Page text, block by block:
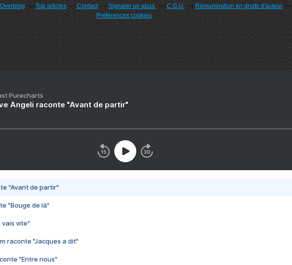
Top articles Contact Signaler un abus C.G.U. Rémunération en droits d'auteur
Préférences cookies
Purecharts
Angeli raconte "Avant de partir"
"Avant de partir"
"Bouge de là"
vais vite"
raconte "Jacques a dit"
"Entre nous"